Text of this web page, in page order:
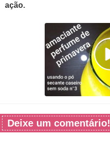
ação.
Deixe um comentário!